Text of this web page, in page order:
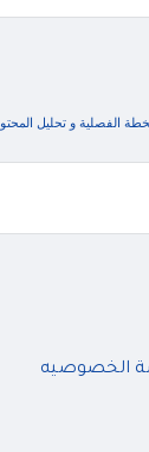
الفصلية و تحليل
الخصوصيه